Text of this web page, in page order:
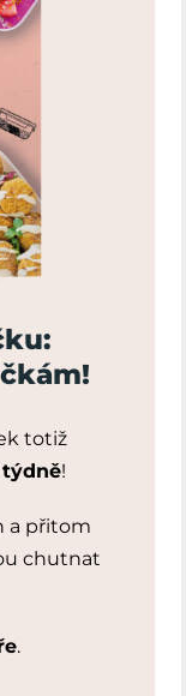
totiž
týdně!
a přitom
chutnat
.